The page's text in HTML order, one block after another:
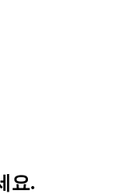
요.